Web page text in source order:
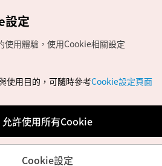
社版權所有
迎來信至官方信箱
設定
使用體驗，使用Cookie相關設定
使用目的，可隨時參考Cookie設定頁面
允許使用所有Cookie
Cookie設定